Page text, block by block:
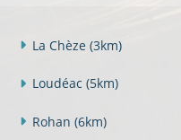
La Chèze (3km)
Loudéac (5km)
Rohan (6km)